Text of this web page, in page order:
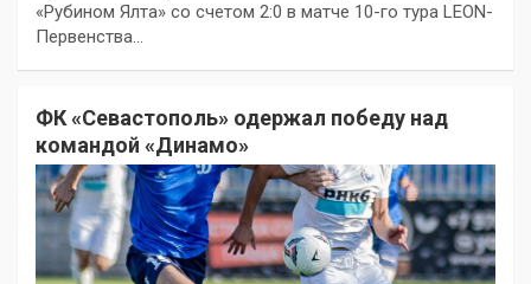
«Рубином Ялта» со счетом 2:0 в матче 10-го тура LEON-
Первенства…
ФК «Севастополь» одержал победу над
командой «Динамо»